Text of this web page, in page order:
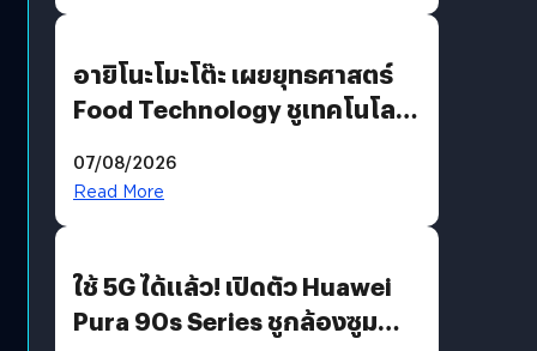
อายิโนะโมะโต๊ะ เผยยุทธศาสตร์
Food Technology ชูเทคโนโลยี
บริโภคและ B2B
07/08/2026
Read More
ใช้ 5G ได้แล้ว! เปิดตัว Huawei
Pura 90s Series ชูกล้องซูม